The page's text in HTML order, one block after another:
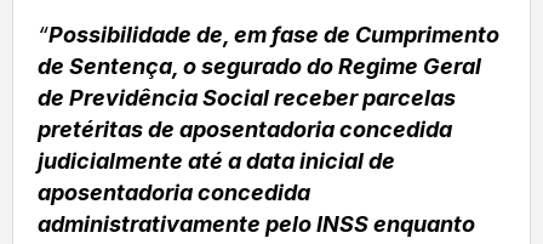
“Possibilidade de, em fase de Cumprimento
de Sentença, o segurado do Regime Geral
de Previdência Social receber parcelas
pretéritas de aposentadoria concedida
judicialmente até a data inicial de
aposentadoria concedida
administrativamente pelo INSS enquanto